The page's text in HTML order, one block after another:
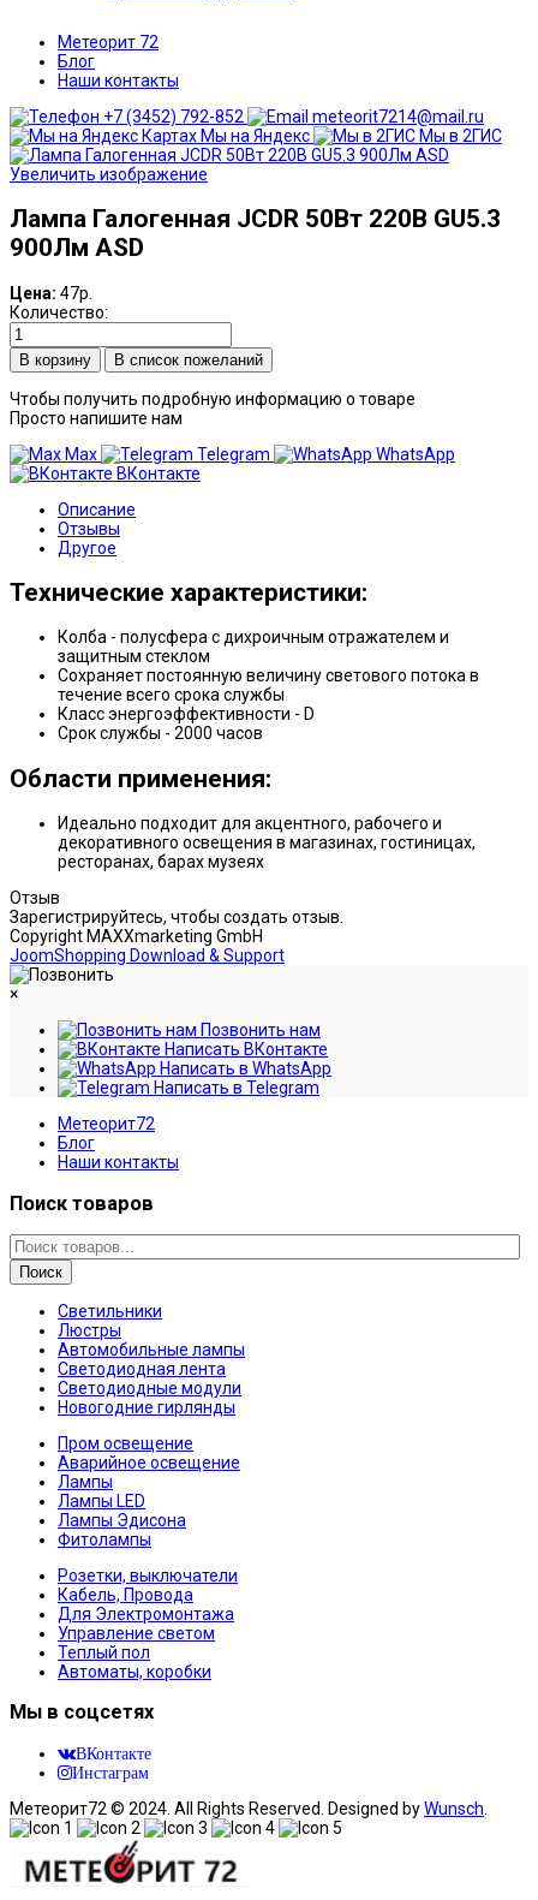
Метеорит 72
Блог
Наши контакты
+7 (3452) 792-852
meteorit7214@mail.ru
Мы на Яндекс
Мы в 2ГИС
Увеличить изображение
Лампа Галогенная JCDR 50Вт 220В GU5.3
900Лм ASD
Цена: 47р.
Количество:
В список пожеланий
Чтобы получить подробную информацию о товаре
Просто напишите нам
Max
Telegram
WhatsApp
ВКонтакте
Описание
Отзывы
Другое
Технические характеристики:
Колба - полусфера с дихроичным отражателем и
защитным стеклом
Сохраняет постоянную величину светового потока в
течение всего срока службы
Класс энергоэффективности - D
Срок службы - 2000 часов
Области применения:
Идеально подходит для акцентного, рабочего и
декоративного освещения в магазинах, гостиницах,
ресторанах, барах музеях
Отзыв
Зарегистрируйтесь, чтобы создать отзыв.
Copyright MAXXmarketing GmbH
JoomShopping Download & Support
×
Позвонить нам
Написать ВКонтакте
Написать в WhatsApp
Написать в Telegram
Метеорит72
Блог
Наши контакты
Поиск товаров
Поиск
Светильники
Люстры
Автомобильные лампы
Светодиодная лента
Светодиодные модули
Новогодние гирлянды
Пром освещение
Аварийное освещение
Лампы
Лампы LED
Лампы Эдисона
Фитолампы
Розетки, выключатели
Кабель, Провода
Для Электромонтажа
Управление светом
Теплый пол
Автоматы, коробки
Мы в соцсетях
ВКонтакте
Инстаграм
Метеорит72 © 2024. All Rights Reserved. Designed byWunsch